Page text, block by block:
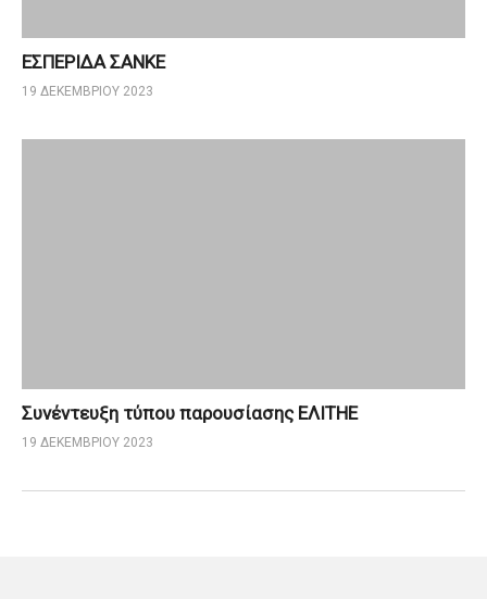
ΕΣΠΕΡΙΔΑ ΣΑΝΚΕ
19 ΔΕΚΕΜΒΡΊΟΥ 2023
Συνέντευξη τύπου παρουσίασης ΕΛΙΤΗΕ
19 ΔΕΚΕΜΒΡΊΟΥ 2023